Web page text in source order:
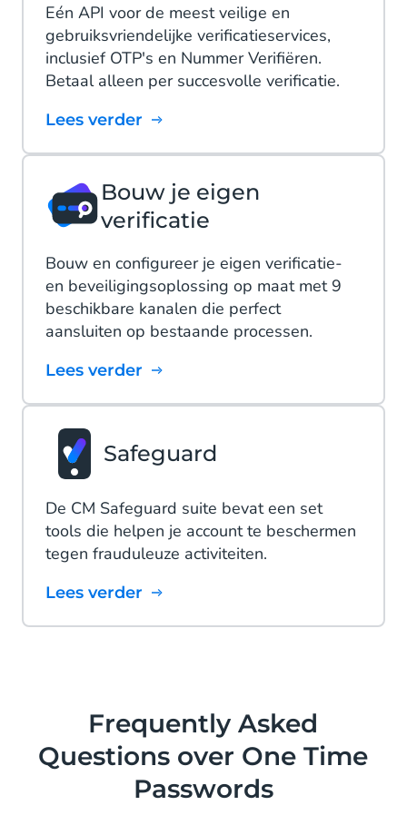
Eén API voor de meest veilige en
gebruiksvriendelijke verificatieservices,
inclusief OTP's en Nummer Verifiëren.
Betaal alleen per succesvolle verificatie.
Lees verder
Bouw je eigen
verificatie
Bouw en configureer je eigen verificatie-
en beveiligingsoplossing op maat met 9
beschikbare kanalen die perfect
aansluiten op bestaande processen.
Lees verder
Safeguard
De CM Safeguard suite bevat een set
tools die helpen je account te beschermen
tegen frauduleuze activiteiten.
Lees verder
Frequently Asked
Questions over One Time
Passwords